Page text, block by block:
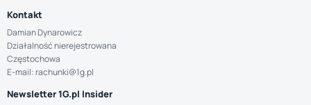
Kontakt
Damian Dynarowicz
Działalność nierejestrowana
Częstochowa
E-mail: rachunki@1g.pl
Newsletter 1G.pl Insider